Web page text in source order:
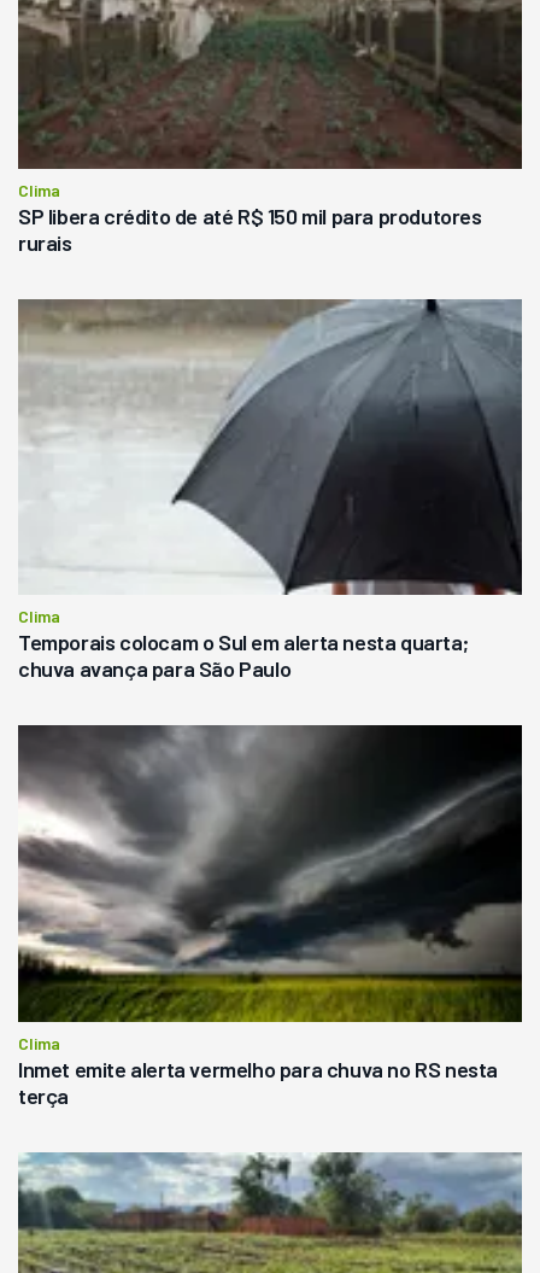
Clima
SP libera crédito de até R$ 150 mil para produtores
rurais
Clima
Temporais colocam o Sul em alerta nesta quarta;
chuva avança para São Paulo
Clima
Inmet emite alerta vermelho para chuva no RS nesta
terça